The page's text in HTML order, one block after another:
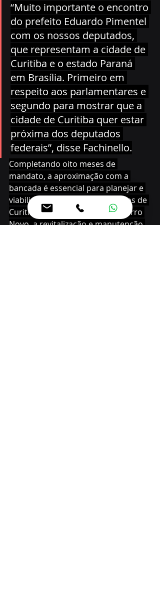
“Muito importante o encontro
do prefeito Eduardo Pimentel
com os nossos deputados,
que representam a cidade de
Curitiba e o estado Paraná
em Brasília. Primeiro em
respeito aos parlamentares e
segundo para mostrar que a
cidade de Curitiba quer estar
próxima dos deputados
federais”, disse Fachinello.
Completando oito meses de
mandato, a aproximação com a
bancada é essencial para planejar e
viabilizar os projetos estratégicos de
Curitiba, como o Hospital do Bairro
Novo, a revitalização e manutenção